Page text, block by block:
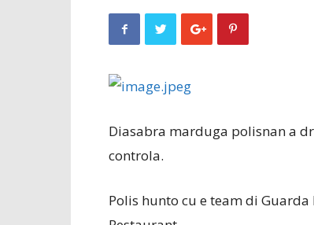
Diasabra marduga polisnan a
controla.
Polis hunto cu e team di